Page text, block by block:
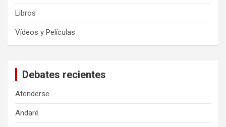
Libros
Vídeos y Películas
Debates recientes
Atenderse
Andaré